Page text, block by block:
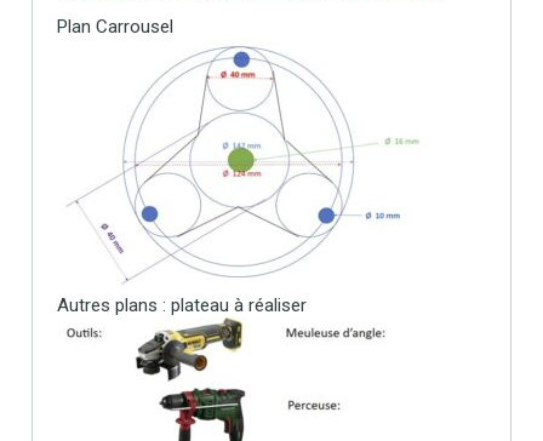
Plan Carrousel
Autres plans : plateau à réaliser